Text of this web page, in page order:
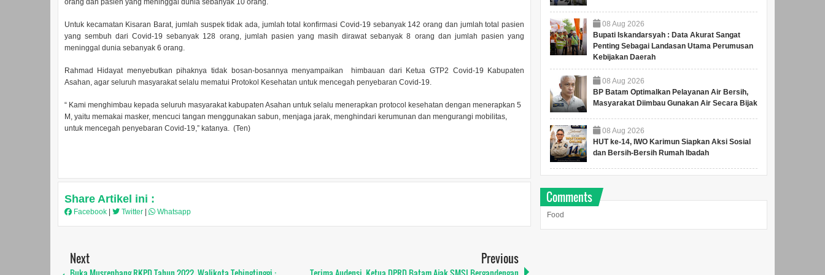
Untuk kecamatan Kisaran Barat, jumlah suspek tidak ada, jumlah total konfirmasi Covid-19 sebanyak 142 orang dan jumlah total pasien
yang sembuh dari Covid-19 sebanyak 128 orang, jumlah pasien yang masih dirawat sebanyak 8 orang dan jumlah pasien yang
meninggal dunia sebanyak 6 orang.
Rahmad Hidayat menyebutkan pihaknya tidak bosan-bosannya menyampaikan himbauan dari Ketua GTP2 Covid-19 Kabupaten
Asahan, agar seluruh masyarakat selalu mematui Protokol Kesehatan untuk mencegah penyebaran Covid-19.
“ Kami menghimbau kepada seluruh masyarakat kabupaten Asahan untuk selalu menerapkan protocol kesehatan dengan menerapkan 5
M, yaitu memakai masker, mencuci tangan menggunakan sabun, menjaga jarak, menghindari kerumunan dan mengurangi mobilitas,
untuk mencegah penyebaran Covid-19,” katanya. (Ten)
Share Artikel ini :
Facebook | Twitter | Whatsapp
Next Previous
08 Aug 2026
Bupati Iskandarsyah : Data Akurat Sangat
Penting Sebagai Landasan Utama Perumusan
Kebijakan Daerah
08 Aug 2026
BP Batam Optimalkan Pelayanan Air Bersih,
Masyarakat Diimbau Gunakan Air Secara Bijak
08 Aug 2026
HUT ke-14, IWO Karimun Siapkan Aksi Sosial
dan Bersih-Bersih Rumah Ibadah
Comments
Food